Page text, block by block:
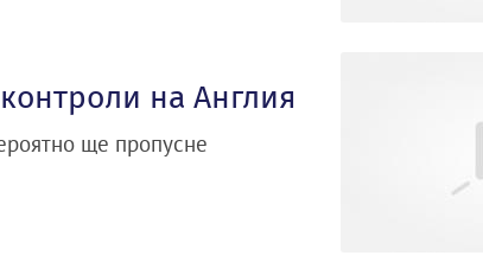
на Англия
ще пропусне